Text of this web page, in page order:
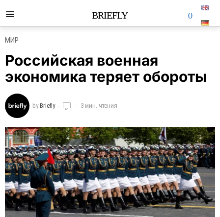
BRIEFLY 0
МИР
Российская военная
экономика теряет обороты
byBriefly 3 мин. чтения